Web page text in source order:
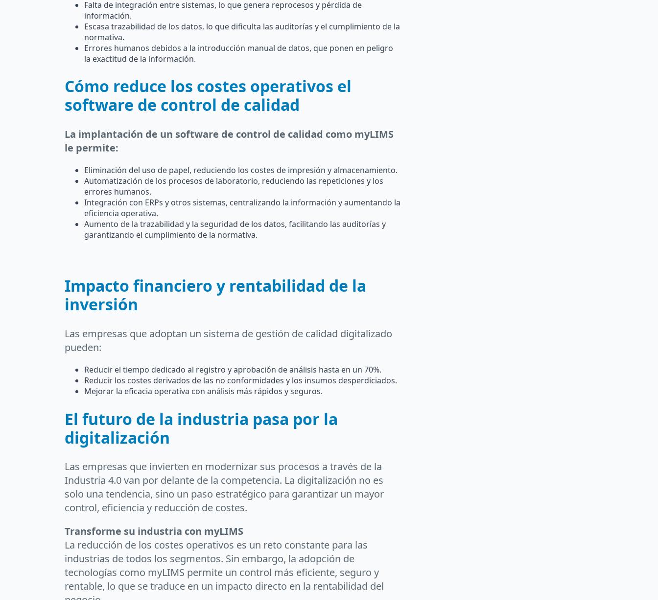
Falta de integración entre sistemas, lo que genera reprocesos y pérdida de
información.
Escasa trazabilidad de los datos, lo que dificulta las auditorías y el cumplimiento de la
normativa.
Errores humanos debidos a la introducción manual de datos, que ponen en peligro
la exactitud de la información.
Cómo reduce los costes operativos el
software de control de calidad
La implantación de un software de control de calidad como myLIMS
le permite:
Eliminación del uso de papel, reduciendo los costes de impresión y almacenamiento.
Automatización de los procesos de laboratorio, reduciendo las repeticiones y los
errores humanos.
Integración con ERPs y otros sistemas, centralizando la información y aumentando la
eficiencia operativa.
Aumento de la trazabilidad y la seguridad de los datos, facilitando las auditorías y
garantizando el cumplimiento de la normativa.
Impacto financiero y rentabilidad de la
inversión
Las empresas que adoptan un sistema de gestión de calidad digitalizado
pueden:
Reducir el tiempo dedicado al registro y aprobación de análisis hasta en un 70%.
Reducir los costes derivados de las no conformidades y los insumos desperdiciados.
Mejorar la eficacia operativa con análisis más rápidos y seguros.
El futuro de la industria pasa por la
digitalización
Las empresas que invierten en modernizar sus procesos a través de la
Industria 4.0 van por delante de la competencia. La digitalización no es
solo una tendencia, sino un paso estratégico para garantizar un mayor
control, eficiencia y reducción de costes.
Transforme su industria con myLIMS
La reducción de los costes operativos es un reto constante para las
industrias de todos los segmentos. Sin embargo, la adopción de
tecnologías como myLIMS permite un control más eficiente, seguro y
rentable, lo que se traduce en un impacto directo en la rentabilidad del